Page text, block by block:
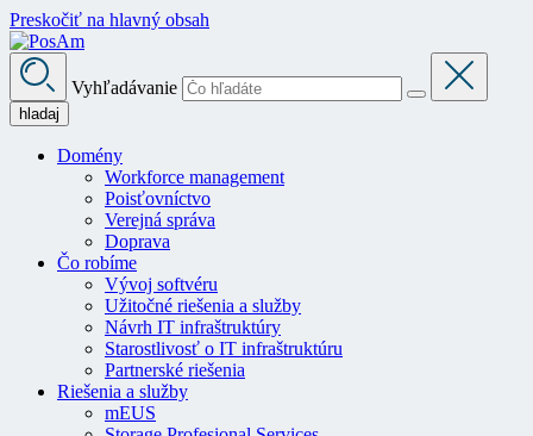
Preskočiť na hlavný obsah
Vyhľadávanie
hladaj
Domény
Workforce management
Poisťovníctvo
Verejná správa
Doprava
Čo robíme
Vývoj softvéru
Užitočné riešenia a služby
Návrh IT infraštruktúry
Starostlivosť o IT infraštruktúru
Partnerské riešenia
Riešenia a služby
mEUS